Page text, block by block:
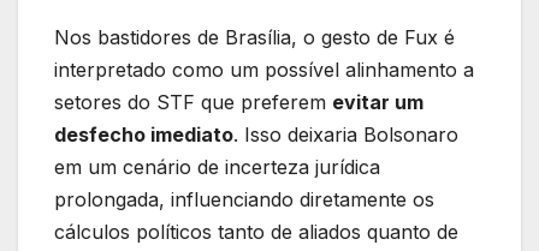
Nos bastidores de Brasília, o gesto de Fux é
interpretado como um possível alinhamento a
setores do STF que preferem evitar um
desfecho imediato. Isso deixaria Bolsonaro
em um cenário de incerteza jurídica
prolongada, influenciando diretamente os
cálculos políticos tanto de aliados quanto de